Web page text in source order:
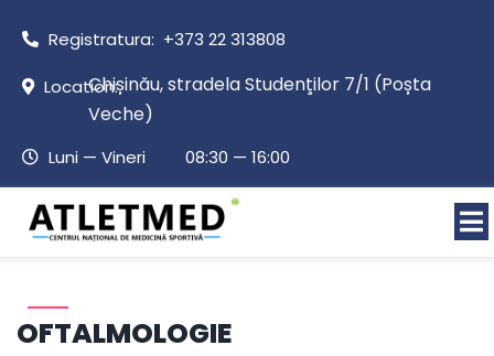
Registratura: +373 22 313808
Location:Chișinău, stradela Studenţilor 7/1 (Poșta
Veche)
Luni — Vineri 08:30 — 16:00
OFTALMOLOGIE